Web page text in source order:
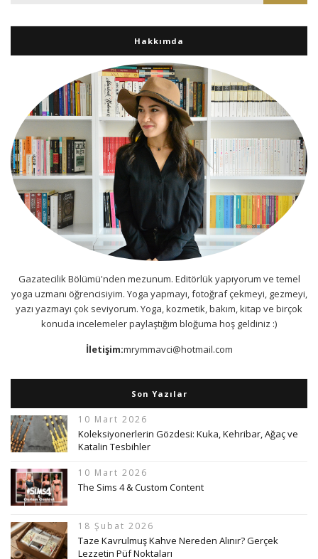
Hakkımda
Gazatecilik Bölümü'nden mezunum. Editörlük yapıyorum ve temel
yoga uzmanı öğrencisiyim. Yoga yapmayı, fotoğraf çekmeyi, gezmeyi,
yazı yazmayı çok seviyorum. Yoga, kozmetik, bakım, kitap ve birçok
konuda incelemeler paylaştığım bloğuma hoş geldiniz :)
İletişim:mrymmavci@hotmail.com
Son Yazılar
10 Mart 2026
Koleksiyonerlerin Gözdesi: Kuka, Kehribar, Ağaç ve
Katalin Tesbihler
10 Mart 2026
The Sims 4 & Custom Content
18 Şubat 2026
Taze Kavrulmuş Kahve Nereden Alınır? Gerçek
Lezzetin Püf Noktaları